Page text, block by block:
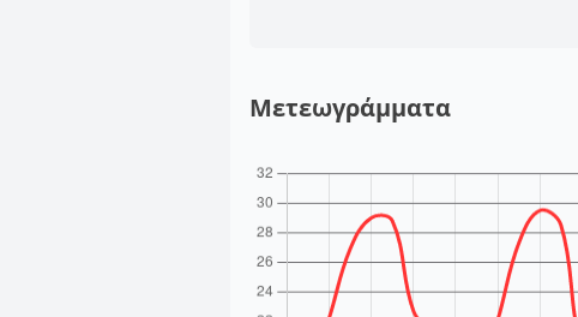
Μετεωγράμματα